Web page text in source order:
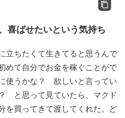
喜ばせたいという気持ち
立ちたくて生きてると思うんで
めて自分でお金を稼ぐことがで
使うかな？ 欲しいと言ってい
と思って見ていたら、マクド
を買ってきて渡してくれた。ど